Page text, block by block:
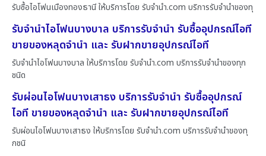
รับซื้อไอโฟนเมืองทองธานี ให้บริการโดย รับจํานํา.com บริการรับจำนำของทุ
รับจำนำไอโฟนบางบาล บริการรับจำนำ รับซื้ออุปกรณ์ไอที
ขายของหลุดจำนำ และ รับฝากขายอุปกรณ์ไอที
รับจำนำไอโฟนบางบาล ให้บริการโดย รับจํานํา.com บริการรับจำนำของทุก
ชนิด
รับผ่อนไอโฟนบางเสาธง บริการรับจำนำ รับซื้ออุปกรณ์
ไอที ขายของหลุดจำนำ และ รับฝากขายอุปกรณ์ไอที
รับผ่อนไอโฟนบางเสาธง ให้บริการโดย รับจํานํา.com บริการรับจำนำของทุ
กชนิ